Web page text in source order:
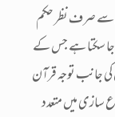
سے صرف نظر حکم
جا سکتا ہے جس کے
جانب توجہ قرآن
سازی میں متعدد